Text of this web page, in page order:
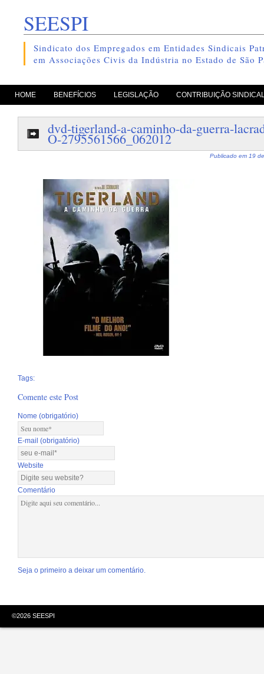
SEESPI
Sindicato dos Empregados em Entidades Sindicais
em Associações Civis da Indústria no Estado de São
pule para o conteúdo
HOME BENEFÍCIOS LEGISLAÇÃO CONTRIBUIÇÃO
dvd-tigerland-a-caminho-da-guerra-
O-2795561566_062012
Publicado em 19
Tags:
Comente este Post
Nome (obrigatório)
E-mail (obrigatório)
Website
Comentário
Seja o primeiro a deixar um comentário.
©2026 SEESPI